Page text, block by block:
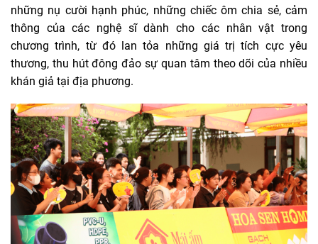
những nụ cười hạnh phúc, những chiếc ôm chia sẻ, cảm
thông của các nghệ sĩ dành cho các nhân vật trong
chương trình, từ đó lan tỏa những giá trị tích cực yêu
thương, thu hút đông đảo sự quan tâm theo dõi của nhiều
khán giả tại địa phương.